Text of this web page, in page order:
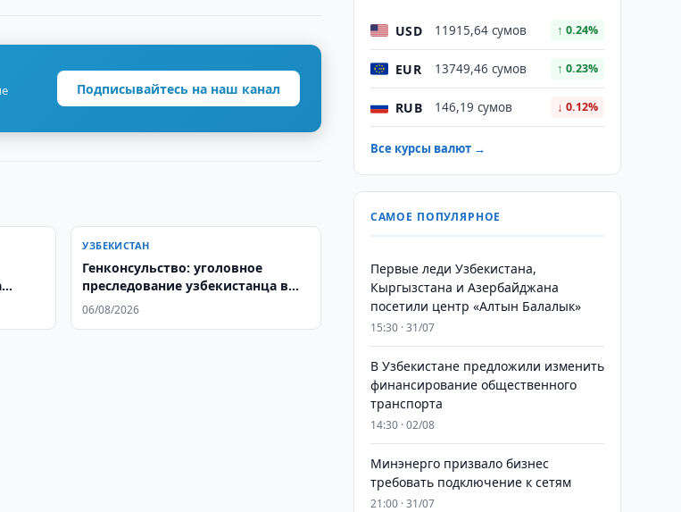
Подписывайтесь на наш канал
УЗБЕКИСТАН
Генконсульство: уголовное
преследование узбекистанца в
РФ прекращено
06/08/2026
USD 11915,64 сумов ↑ 0.24%
EUR 13749,46 сумов ↑ 0.23%
RUB 146,19 сумов ↓ 0.12%
Все курсы валют →
САМОЕ ПОПУЛЯРНОЕ
Первые леди Узбекистана,
Кыргызстана и Азербайджана
посетили центр «Алтын Балалык»
15:30 · 31/07
В Узбекистане предложили изменить
финансирование общественного
транспорта
14:30 · 02/08
Минэнерго призвало бизнес
требовать подключение к сетям
21:00 · 31/07